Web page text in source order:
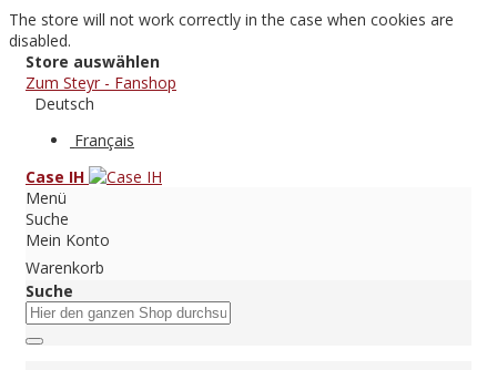
The store will not work correctly in the case when cookies are
disabled.
Store auswählen
Zum Steyr - Fanshop
Deutsch
Français
Case IH
Menü
Suche
Mein Konto
Warenkorb
Suche